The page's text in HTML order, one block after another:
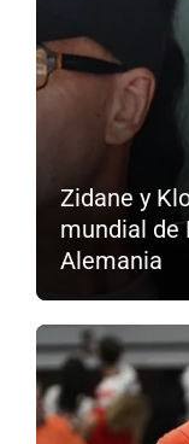
Zidane y
mundial de
Alemania